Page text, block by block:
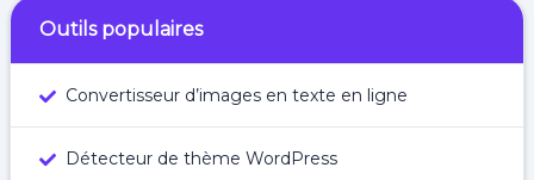
Outils populaires
Convertisseur d’images en texte en ligne
Détecteur de thème WordPress